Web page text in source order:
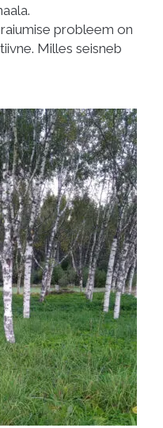
probleem on
Milles seisneb